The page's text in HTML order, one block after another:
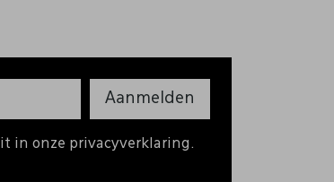
Aanmelden
in onze privacyverklaring.